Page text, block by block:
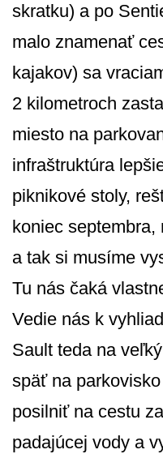
skratku) a po
malo znamenať
kajakov) sa
2 kilometroch
miesto na
infraštruktúra
piknikové stoly,
koniec
a tak si musíme
Tu nás čaká
Vedie nás k
Sault teda na
späť na
posilniť na cestu
padajúcej vody a